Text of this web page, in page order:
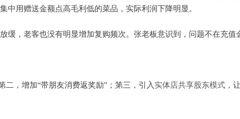
中用赠送金额点高毛利低的菜品，实际利润下降明显。
缓，老客也没有明显增加复购频次。张老板意识到，问题不在充值
二，增加“带朋友消费返奖励”；第三，引入 实体店共享股东模式 ，